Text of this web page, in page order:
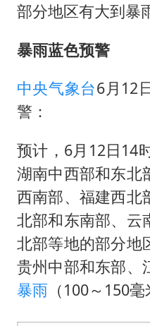
部分地区有大到暴
暴雨蓝色预警
中央气象台6月12
警：
预计，6月12日14
湖南中西部和东北
西南部、福建西北
北部和东南部、云
北部等地的部分地
贵州中部和东部、
暴雨 （100～150毫